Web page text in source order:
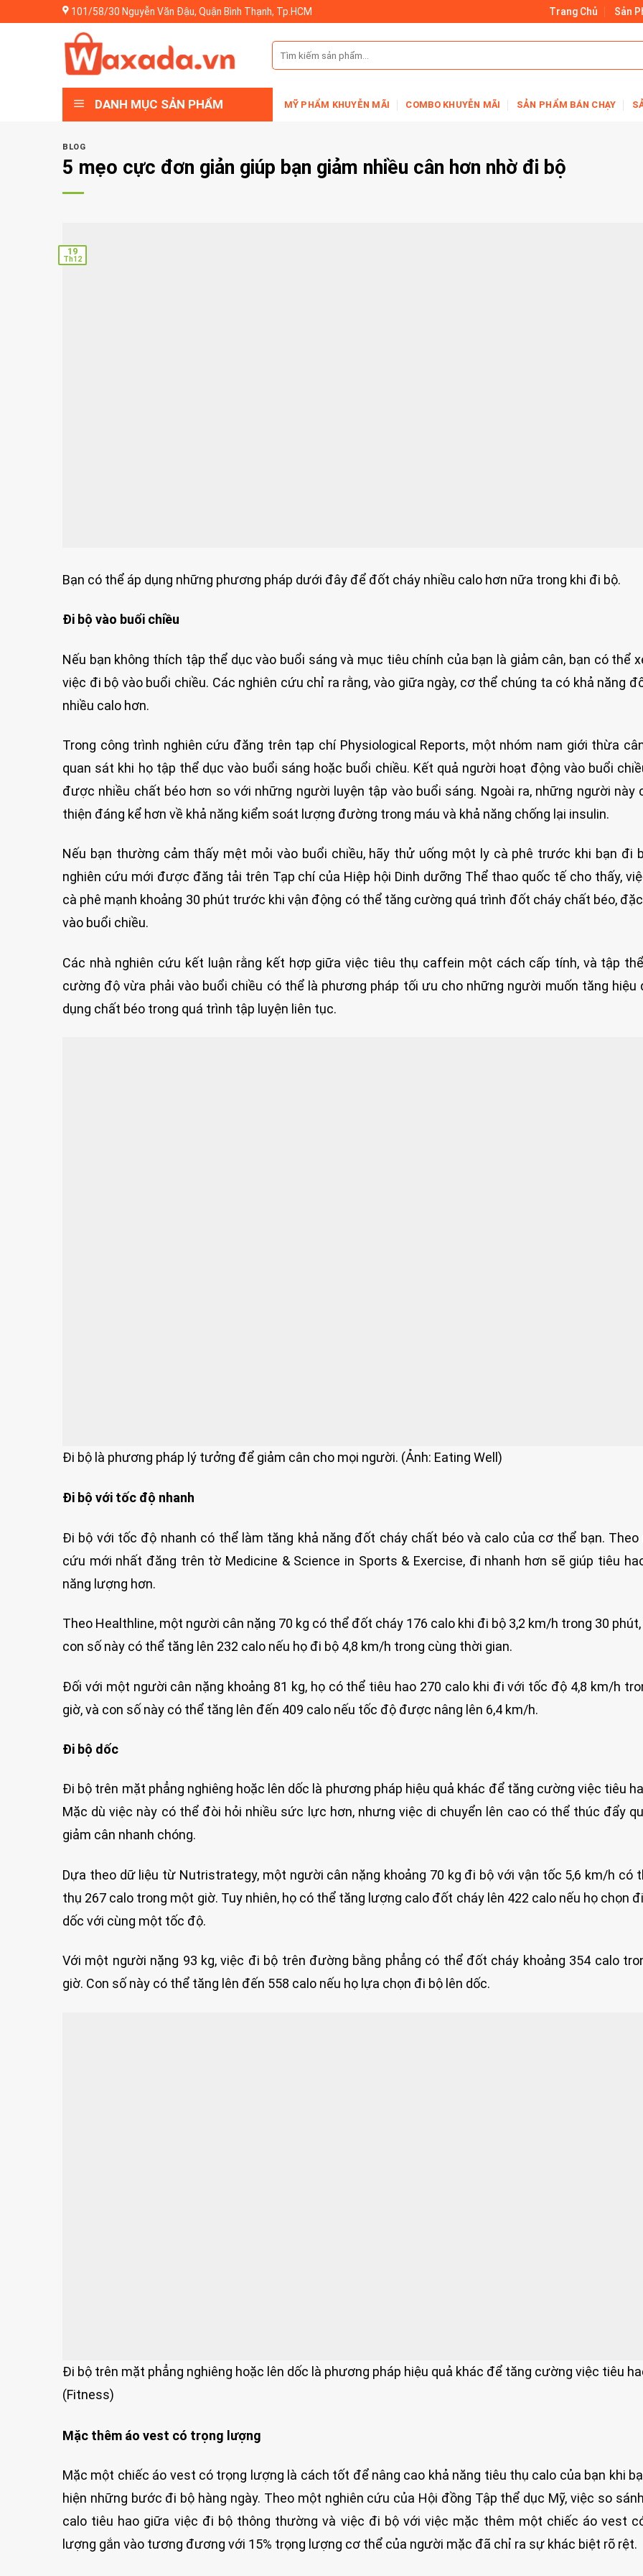
to
101/58/30 Nguyễn Văn Đậu, Quận Bình Thạnh, Tp.HCM Trang Chủ Sản
Tìm
kiếm:
DANH MỤC SẢN PHẨM MỸ PHẨM KHUYỄN MÃI COMBO KHUYỄN MÃI SẢN PHẨM BÁN CHẠY
BLOG
5 mẹo cực đơn giản giúp bạn giảm nhiều cân hơn nhờ đi bộ
19
Th12
Bạn có thể áp dụng những phương pháp dưới đây để đốt cháy nhiều calo hơn nữa trong khi đi bộ.
Đi bộ vào buổi chiều
Nếu bạn không thích tập thể dục vào buổi sáng và mục tiêu chính của bạn là giảm cân, bạn có thể
việc đi bộ vào buổi chiều. Các nghiên cứu chỉ ra rằng, vào giữa ngày, cơ thể chúng ta có khả năng
nhiều calo hơn.
Trong công trình nghiên cứu đăng trên tạp chí Physiological Reports, một nhóm nam giới thừa
quan sát khi họ tập thể dục vào buổi sáng hoặc buổi chiều. Kết quả người hoạt động vào buổi
được nhiều chất béo hơn so với những người luyện tập vào buổi sáng. Ngoài ra, những người này
thiện đáng kể hơn về khả năng kiểm soát lượng đường trong máu và khả năng chống lại insulin.
Nếu bạn thường cảm thấy mệt mỏi vào buổi chiều, hãy thử uống một ly cà phê trước khi bạn đi
nghiên cứu mới được đăng tải trên Tạp chí của Hiệp hội Dinh dưỡng Thể thao quốc tế cho thấy,
cà phê mạnh khoảng 30 phút trước khi vận động có thể tăng cường quá trình đốt cháy chất béo,
vào buổi chiều.
Các nhà nghiên cứu kết luận rằng kết hợp giữa việc tiêu thụ caffein một cách cấp tính, và tập
cường độ vừa phải vào buổi chiều có thể là phương pháp tối ưu cho những người muốn tăng hiệu
dụng chất béo trong quá trình tập luyện liên tục.
Đi bộ là phương pháp lý tưởng để giảm cân cho mọi người. (Ảnh: Eating Well)
Đi bộ với tốc độ nhanh
Đi bộ với tốc độ nhanh có thể làm tăng khả năng đốt cháy chất béo và calo của cơ thể bạn. Theo
cứu mới nhất đăng trên tờ Medicine & Science in Sports & Exercise, đi nhanh hơn sẽ giúp tiêu
năng lượng hơn.
Theo Healthline, một người cân nặng 70 kg có thể đốt cháy 176 calo khi đi bộ 3,2 km/h trong 30
con số này có thể tăng lên 232 calo nếu họ đi bộ 4,8 km/h trong cùng thời gian.
Đối với một người cân nặng khoảng 81 kg, họ có thể tiêu hao 270 calo khi đi với tốc độ 4,8 km/h
giờ, và con số này có thể tăng lên đến 409 calo nếu tốc độ được nâng lên 6,4 km/h.
Đi bộ dốc
Đi bộ trên mặt phẳng nghiêng hoặc lên dốc là phương pháp hiệu quả khác để tăng cường việc tiêu
Mặc dù việc này có thể đòi hỏi nhiều sức lực hơn, nhưng việc di chuyển lên cao có thể thúc đẩy
giảm cân nhanh chóng.
Dựa theo dữ liệu từ Nutristrategy, một người cân nặng khoảng 70 kg đi bộ với vận tốc 5,6 km/h có
thụ 267 calo trong một giờ. Tuy nhiên, họ có thể tăng lượng calo đốt cháy lên 422 calo nếu họ chọn
dốc với cùng một tốc độ.
Với một người nặng 93 kg, việc đi bộ trên đường bằng phẳng có thể đốt cháy khoảng 354 calo
giờ. Con số này có thể tăng lên đến 558 calo nếu họ lựa chọn đi bộ lên dốc.
Đi bộ trên mặt phẳng nghiêng hoặc lên dốc là phương pháp hiệu quả khác để tăng cường việc tiêu
(Fitness)
Mặc thêm áo vest có trọng lượng
Mặc một chiếc áo vest có trọng lượng là cách tốt để nâng cao khả năng tiêu thụ calo của bạn khi
hiện những bước đi bộ hàng ngày. Theo một nghiên cứu của Hội đồng Tập thể dục Mỹ, việc so
calo tiêu hao giữa việc đi bộ thông thường và việc đi bộ với việc mặc thêm một chiếc áo vest
lượng gắn vào tương đương với 15% trọng lượng cơ thể của người mặc đã chỉ ra sự khác biệt rõ rệt.